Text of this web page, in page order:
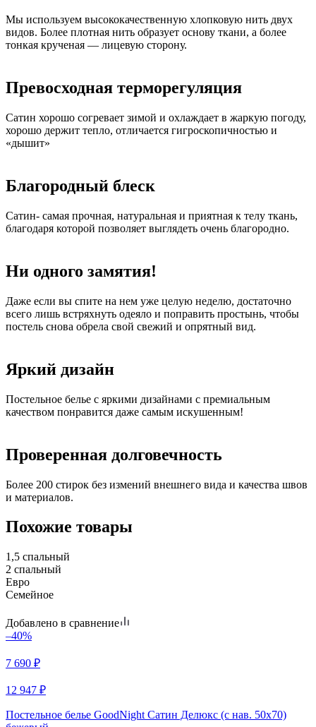
Мы используем высококачественную хлопковую нить двух
видов. Более плотная нить образует основу ткани, а более
тонкая крученая — лицевую сторону.
Превосходная терморегуляция
Сатин хорошо согревает зимой и охлаждает в жаркую погоду,
хорошо держит тепло, отличается гигроскопичностью и
«дышит»
Благородный блеск
Сатин- самая прочная, натуральная и приятная к телу ткань,
благодаря которой позволяет выглядеть очень благородно.
Ни одного замятия!
Даже если вы спите на нем уже целую неделю, достаточно
всего лишь встряхнуть одеяло и поправить простынь, чтобы
постель снова обрела свой свежий и опрятный вид.
Яркий дизайн
Постельное белье с яркими дизайнами с премиальным
качеством понравится даже самым искушенным!
Проверенная долговечность
Более 200 стирок без измений внешнего вида и качества швов
и материалов.
Похожие товары
1,5 спальный
2 спальный
Евро
Семейное
Добавлено в сравнение
–40%
7 690 ₽
12 947 ₽
Постельное белье GoodNight Сатин Делюкс (с нав. 50х70)